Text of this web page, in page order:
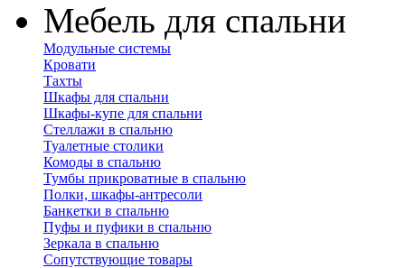
Мебель для спальни
Модульные системы
Кровати
Тахты
Шкафы для спальни
Шкафы-купе для спальни
Стеллажи в спальню
Туалетные столики
Комоды в спальню
Тумбы прикроватные в спальню
Полки, шкафы-антресоли
Банкетки в спальню
Пуфы и пуфики в спальню
Зеркала в спальню
Сопутствующие товары